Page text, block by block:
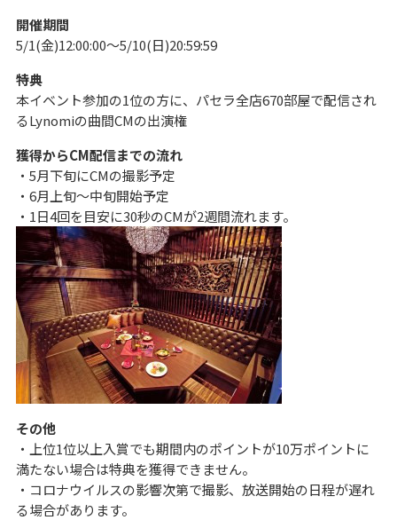
開催期間
5/1(金)12:00:00～5/10(日)20:59:59
特典
本イベント参加の1位の方に、パセラ全店670部屋で配信され
るLynomiの曲間CMの出演権
獲得からCM配信までの流れ
・5月下旬にCMの撮影予定
・6月上旬～中旬開始予定
・1日4回を目安に30秒のCMが2週間流れます。
その他
・上位1位以上入賞でも期間内のポイントが10万ポイントに
満たない場合は特典を獲得できません。
・コロナウイルスの影響次第で撮影、放送開始の日程が遅れ
る場合があります。